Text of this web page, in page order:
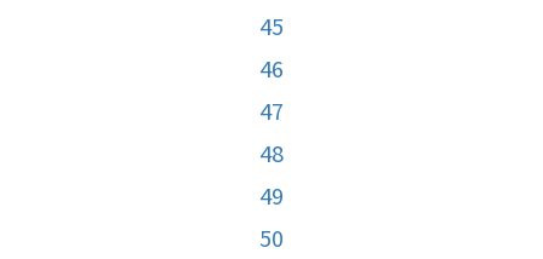
45
46
47
48
49
50